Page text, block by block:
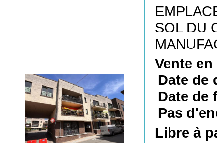
SOL DU
Vente
Date de
Date de
Pas
Libre à